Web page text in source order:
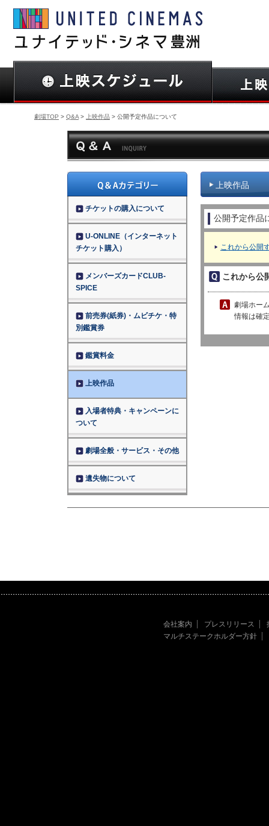
劇場TOP > Q&A > 上映作品 > 公開予定作品について
上映作品
公開予定作品
これから公開
これから公
劇場ホー
情報は確
チケットの購入について
U-ONLINE（インターネット
チケット購入）
メンバーズカードCLUB-
SPICE
前売券(紙券)・ムビチケ・特
別鑑賞券
鑑賞料金
上映作品
入場者特典・キャンペーンに
ついて
劇場全般・サービス・その他
遺失物について
会社案内 プレスリリース
マルチステークホルダー方針